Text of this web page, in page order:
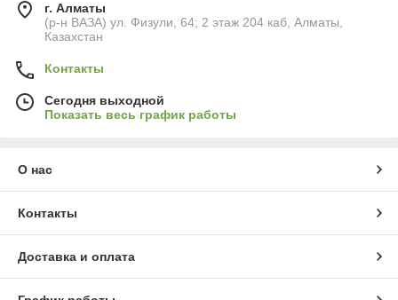
г. Алматы
(р-н ВАЗА) ул. Физули, 64; 2 этаж 204 каб, Алматы,
Казахстан
Контакты
Сегодня выходной
Показать весь график работы
О нас
Контакты
Доставка и оплата